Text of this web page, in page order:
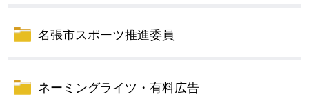
名張市スポーツ推進委員
ネーミングライツ・有料広告